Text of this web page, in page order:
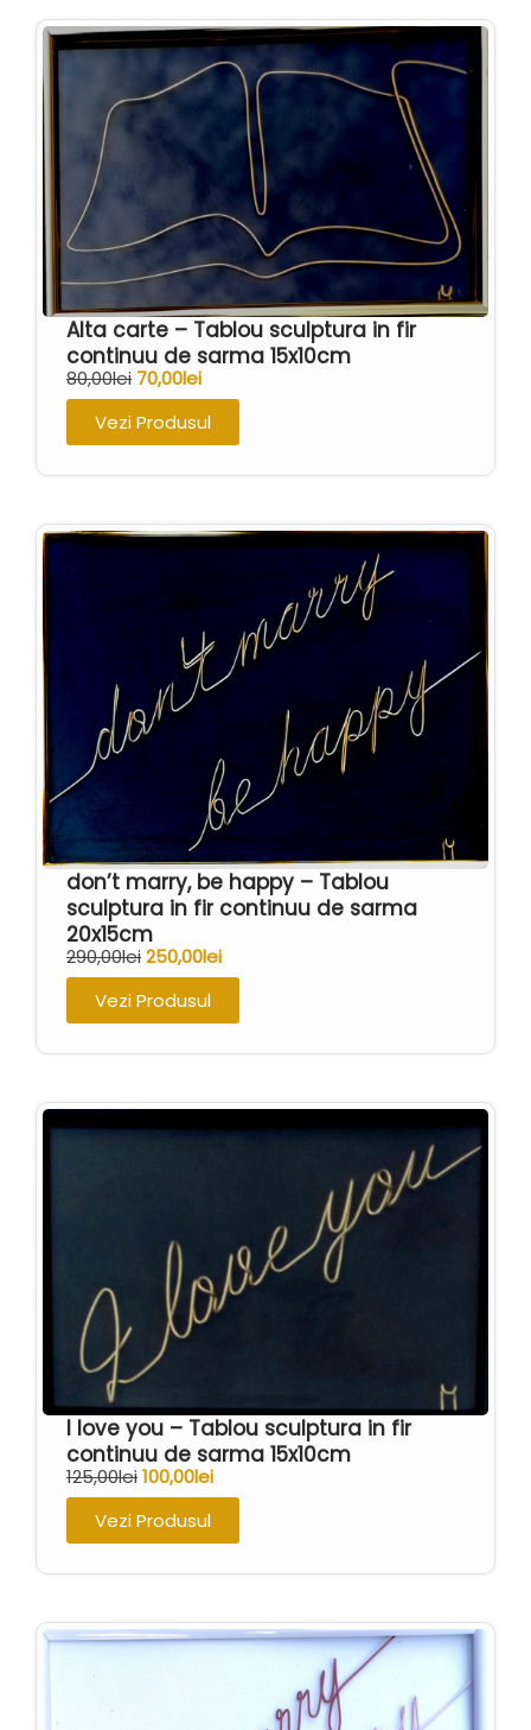
Alta carte – Tablou sculptura in fir
continuu de sarma 15x10cm
80,00lei 70,00lei
Vezi Produsul
don’t marry, be happy – Tablou
sculptura in fir continuu de sarma
20x15cm
290,00lei250,00lei
Vezi Produsul
I love you – Tablou sculptura in fir
continuu de sarma 15x10cm
125,00lei100,00lei
Vezi Produsul